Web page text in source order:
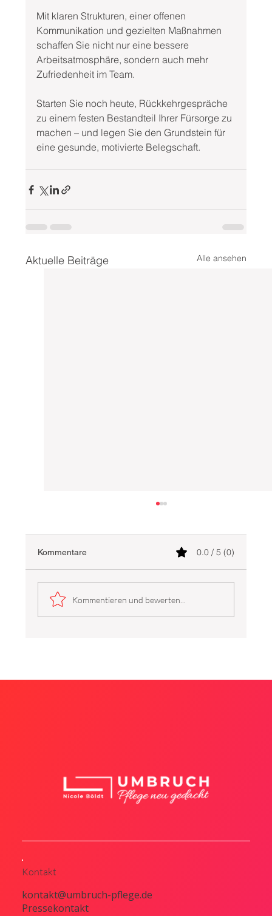
Mit klaren Strukturen, einer offenen
Kommunikation und gezielten Maßnahmen
schaffen Sie nicht nur eine bessere
Arbeitsatmosphäre, sondern auch mehr
Zufriedenheit im Team.
Starten Sie noch heute, Rückkehrgespräche
zu einem festen Bestandteil Ihrer Fürsorge zu
machen – und legen Sie den Grundstein für
eine gesunde, motivierte Belegschaft.
Aktuelle Beiträge Alle ansehen
Kommentare 0.0 / 5 (0)
Kommentieren und bewerten...
Kontakt
kontakt@umbruch-pflege.de
Pressekontakt